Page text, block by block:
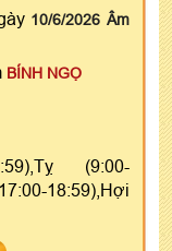
10/6/2026 Âm
BÍNH NGỌ
(9:00-
18:59),Hợi